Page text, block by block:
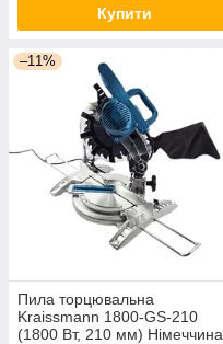
Купити
–11%
Пила торцювальна
Kraissmann 1800-GS-210
(1800 Вт, 210 мм) Німеччина